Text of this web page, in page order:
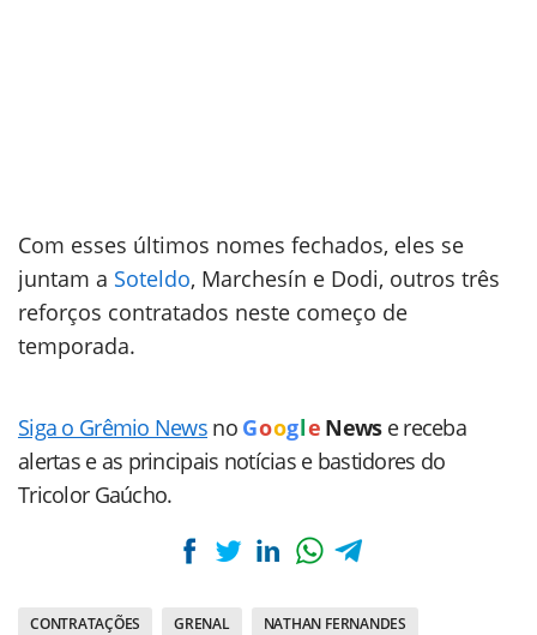
Com esses últimos nomes fechados, eles se
juntam a Soteldo, Marchesín e Dodi, outros três
reforços contratados neste começo de
temporada.
Siga o Grêmio News no Goog le News e receba
alertas e as principais notícias e bastidores do
Tricolor Gaúcho.
CONTRATAÇÕES GRENAL NATHAN FERNANDES